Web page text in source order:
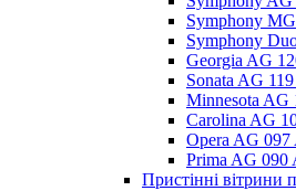
Symphony
Symphony
Georgia AG
Sonata AG
Minnesota AG
Carolina AG
Opera AG 097
Prima AG 090
Пристінні вітрини